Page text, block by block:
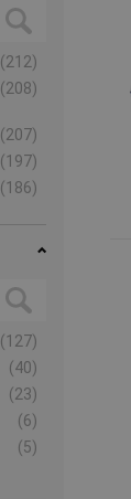
(212)
(208)
(207)
(197)
(186)
(127)
(40)
(23)
(6)
(5)